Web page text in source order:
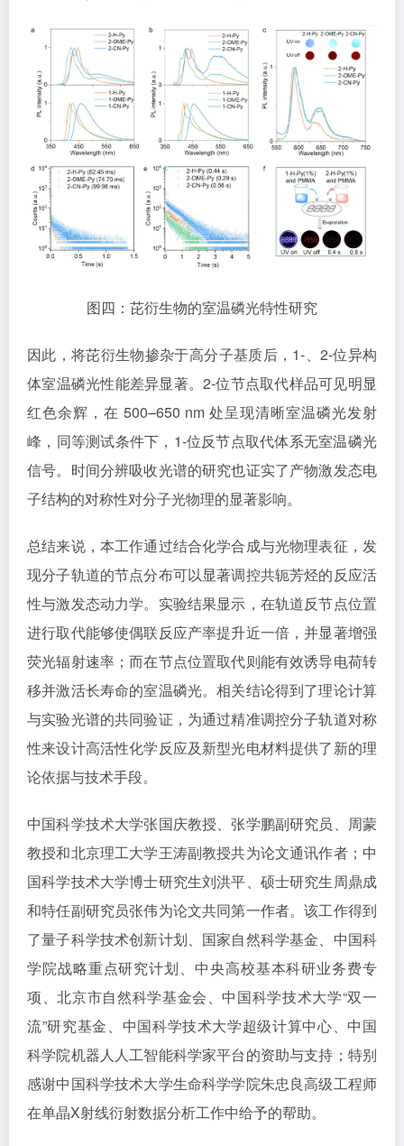
图四：芘衍生物的室温磷光特性研究
因此，将芘衍生物掺杂于高分子基质后，1-、2-位异构
体室温磷光性能差异显著。2-位节点取代样品可见明显
红色余辉，在 500–650 nm 处呈现清晰室温磷光发射
峰，同等测试条件下，1-位反节点取代体系无室温磷光
信号。时间分辨吸收光谱的研究也证实了产物激发态电
子结构的对称性对分子光物理的显著影响。
总结来说，本工作通过结合化学合成与光物理表征，发
现分子轨道的节点分布可以显著调控共轭芳烃的反应活
性与激发态动力学。实验结果显示，在轨道反节点位置
进行取代能够使偶联反应产率提升近一倍，并显著增强
荧光辐射速率；而在节点位置取代则能有效诱导电荷转
移并激活长寿命的室温磷光。相关结论得到了理论计算
与实验光谱的共同验证，为通过精准调控分子轨道对称
性来设计高活性化学反应及新型光电材料提供了新的理
论依据与技术手段。
中国科学技术大学张国庆教授、张学鹏副研究员、周蒙
教授和北京理工大学王涛副教授共为论文通讯作者；中
国科学技术大学博士研究生刘洪平、硕士研究生周鼎成
和特任副研究员张伟为论文共同第一作者。该工作得到
了量子科学技术创新计划、国家自然科学基金、中国科
学院战略重点研究计划、中央高校基本科研业务费专
项、北京市自然科学基金会、中国科学技术大学“双一
流”研究基金、中国科学技术大学超级计算中心、中国
科学院机器人人工智能科学家平台的资助与支持；特别
感谢中国科学技术大学生命科学学院朱忠良高级工程师
在单晶X射线衍射数据分析工作中给予的帮助。